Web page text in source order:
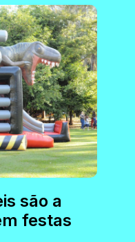
são a
festas